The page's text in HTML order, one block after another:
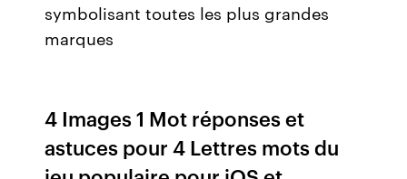
symbolisant toutes les plus grandes
marques
4 Images 1 Mot réponses et
astuces pour 4 Lettres mots du